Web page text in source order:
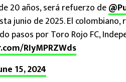
20 años, será refuerzo de
junio de 2025. El
pasos por Toro Rojo FC,
RIyMPRZWds
15, 2024